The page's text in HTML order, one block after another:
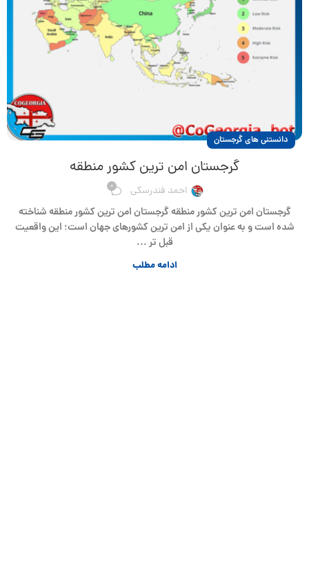
دانستنی های گرجستان
گرجستان امن ترین کشور منطقه
احمد فندرسکی 0
گرجستان امن ترین کشور منطقه گرجستان امن ترین کشور منطقه شناخته
شده است و به عنوان یکی از امن ترین کشورهای جهان است؛ این واقعیت
قبل تر ...
ادامه مطلب